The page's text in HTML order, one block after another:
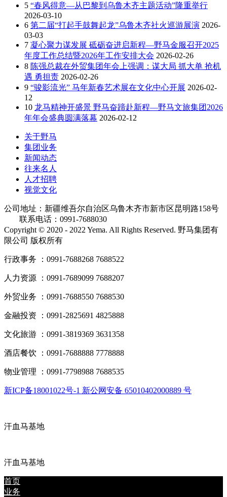
5 “春风得意—从巴黎到乌鲁木齐主题活动”隆重举行
2026-03-10
6 第二届“打起手鼓舞起龙”乌鲁木齐社火巡游展演 2026-
03-03
7 凝心聚力谋发展 砥砺奋进启新程—野马金服召开2025
年度工作总结暨2026年工作安排大会 2026-02-26
8 陈强总裁在外贸集团年会上强调：谋大局 抓大单 抢机
遇 勇担责 2026-02-26
9 “骏影流光” 马年新春艺术展在文化中心开展 2026-02-
12
10 龙马精神开盛景 野马奋蹄赴新程—野马文旅集团2026
年年会盛典圆满落幕 2026-02-12
关于野马
集团业务
新闻动态
往来名人
人才招聘
视觉文化
公司地址：新疆维吾尔自治区乌鲁木齐市新市区昆明路158号
联系电话：0991-7688030
Copyright © 2020 - 2022 Yema. All Rights Reserved. 野马集团有
限公司 版权所有
行政事务 ：0991-7688268 7688522
人力资源 ：0991-7689099 7688207
外贸业务 ：0991-7688550 7688530
金融投资 ：0991-2825691 4825888
文化旅游 ：0991-3819369 3631358
酒店餐饮 ：0991-7688888 7778888
物业管理 ：0991-7798988 7688535
新ICP备18001022号-1 新公网安备 65010402000889 号
汗血马基地
汗血马基地
首页
业务